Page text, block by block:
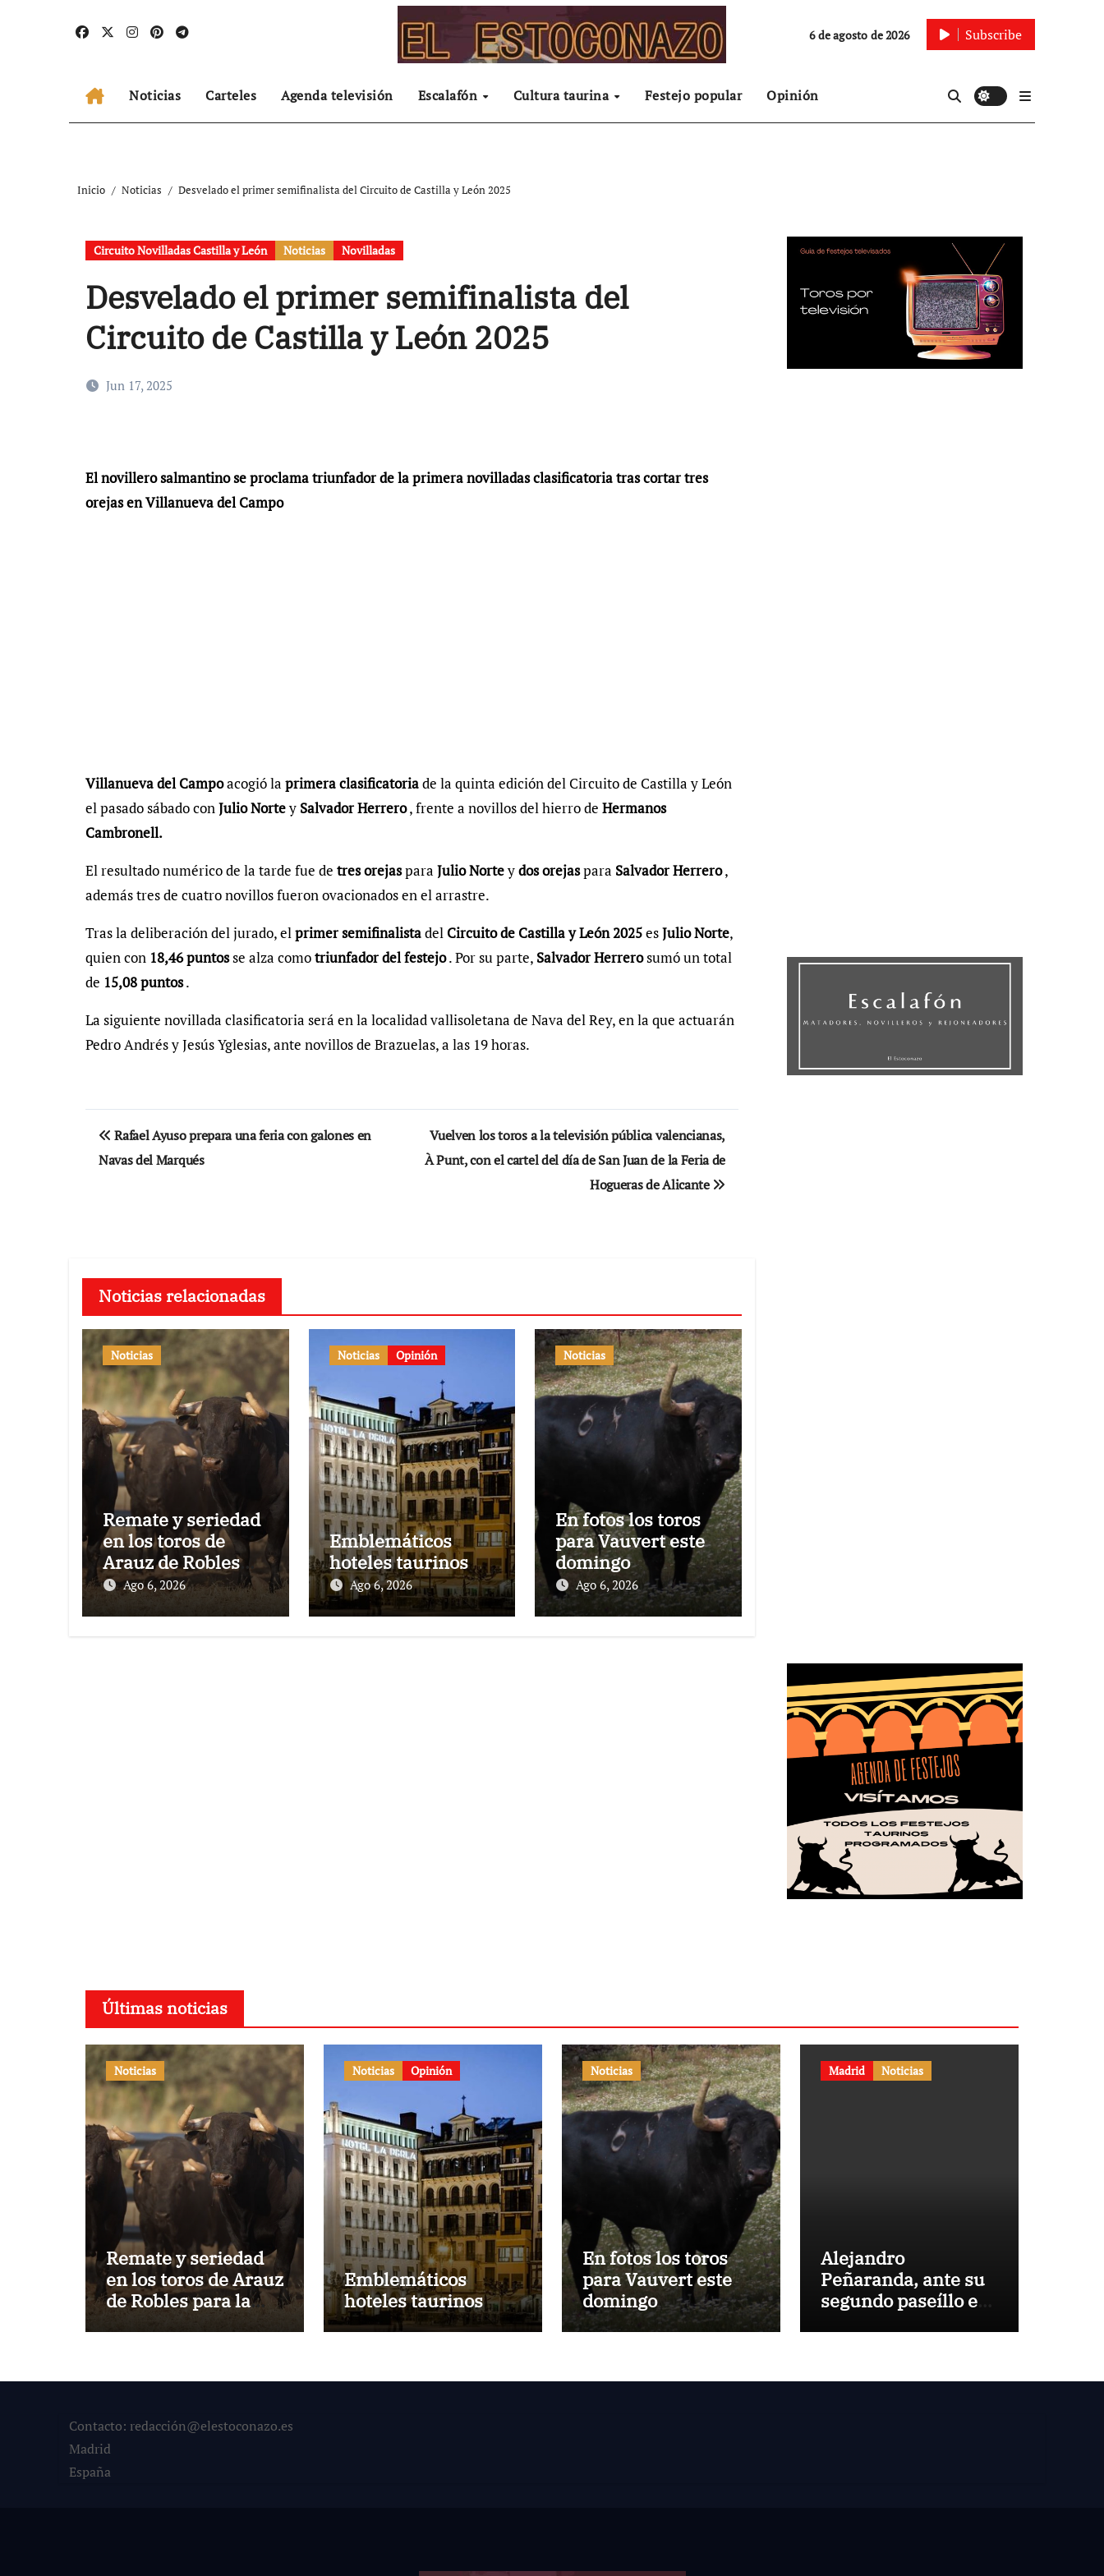
6 de agosto de 2026 Subscribe
Noticias Carteles Agenda televisión Escalafón Cultura taurina Festejo popular Opinión
Inicio Noticias Desvelado el primer semifinalista del Circuito de Castilla y León 2025
Circuito Novilladas Castilla y León Noticias Novilladas
Desvelado el primer semifinalista del
Circuito de Castilla y León 2025
Jun 17, 2025
El novillero salmantino se proclama triunfador de la primera novilladas clasificatoria tras cortar tres
orejas en Villanueva del Campo
Villanueva del Campoacogió la primera clasificatoriade la quinta edición del Circuito de Castilla y León
el pasado sábado conJulio Nortey Salvador Herrero, frente a novillos del hierro de Hermanos
Cambronell.
El resultado numérico de la tarde fue de tres orejaspara Julio Norteydos orejaspara Salvador Herrero,
además tres de cuatro novillos fueron ovacionados en el arrastre.
Tras la deliberación del jurado, elprimer semifinalistadel Circuito de Castilla y León 2025esJulio Norte,
quien con 18,46 puntosse alza comotriunfador del festejo. Por su parte, Salvador Herrerosumó un total
de 15,08 puntos.
La siguiente novillada clasificatoria será en la localidad vallisoletana de Nava del Rey, en la que actuarán
Pedro Andrés y Jesús Yglesias, ante novillos de Brazuelas, a las 19 horas.
Navegación
de
Rafael Ayuso prepara una feria con galones en
Navas del Marqués
Vuelven los toros a la televisión pública valencianas,
À Punt, con el cartel del día de San Juan de la Feria de
Hogueras de Alicante
Noticias relacionadas
Noticias
Remate y seriedad
en los toros de
Arauz de Robles
para la despedida
de Víctor Puerto de
Ago 6, 2026
Noticias Opinión
Emblemáticos
hoteles taurinos
Ago 6, 2026
Noticias
En fotos los toros
para Vauvert este
domingo
Ago 6, 2026
Últimas noticias
Noticias
Remate y seriedad
en los toros de Arauz
de Robles para la
despedida de Víctor
momento de Luque
Noticias Opinión
Emblemáticos
hoteles taurinos
Noticias
En fotos los toros
para Vauvert este
domingo
Madrid Noticias
Alejandro
Peñaranda, ante su
segundo paseíllo en
Contacto: redacción@elestoconazo.es
Madrid
España